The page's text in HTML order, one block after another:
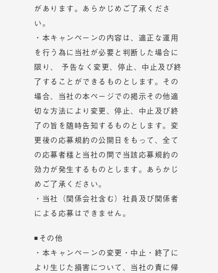
があります。あらかじめご了承くださ
い。
・本キャンペーンの内容は、適正な運用
を行う為に当社が必要と判断した場合に
限り、 予告なく変更、停止、中止及び終
了することができるものとします。その
場合、当社の本ページでの掲示その他適
切な方法により変更、停止、中止及び終
了の旨を随時告知するものとします。変
更後の応募規約の公開日をもって、全て
の応募者様と当社の間で当該応募規約の
効力が発生するものとします。あらかじ
めご了承ください。
・当社（関係会社含む）社員及び関係者
による応募はできません。
◾その他
・本キャンペーンの変更・中止・終了に
より生じた損害について、当社の責に帰